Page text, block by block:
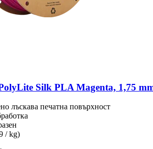
Silk PLA Magenta, 1,75
лъскава печатна повърхност
/ kg)